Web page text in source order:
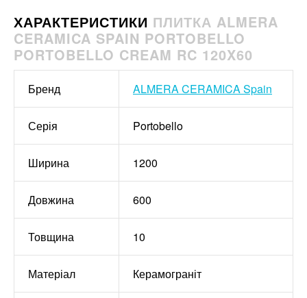
ХАРАКТЕРИСТИКИ ПЛИТКА ALMERA
CERAMICA SPAIN PORTOBELLO
PORTOBELLO CREAM RC 120X60
Бренд ALMERA CERAMICA Spain
Серія Portobello
Ширина 1200
Довжина 600
Товщина 10
Матеріал Керамограніт